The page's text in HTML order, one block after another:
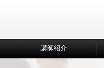
講師紹介